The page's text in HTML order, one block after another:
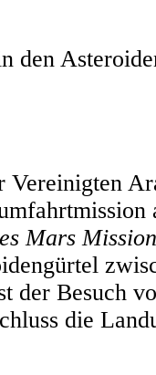
den
Vereinigten
Mars Mission
der Besuch
die